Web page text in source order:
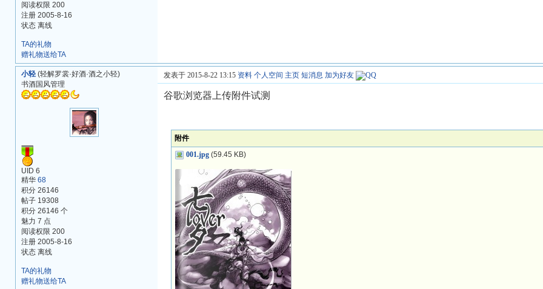
阅读权限 200
注册 2005-8-16
状态 离线
TA的礼物
赠礼物送给TA
小轻 (轻解罗裳·好酒·酒之小轻)
书酒国风管理
UID 6
精华 68
积分 26146
帖子 19308
积分 26146 个
魅力 7 点
阅读权限 200
注册 2005-8-16
状态 离线
TA的礼物
赠礼物送给TA
发表于 2015-8-22 13:15 资料 个人空间 主页 短消息 加为好友
谷歌浏览器上传附件试测
附件
001.jpg (59.45 KB)